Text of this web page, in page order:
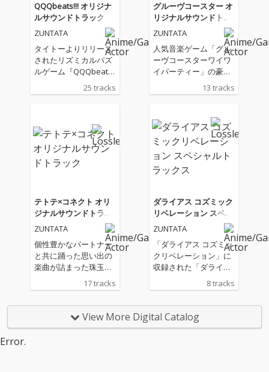
QQQbeats!!! オリジナ
ルサウンドトラック
ZUNTATA
タイトーよりリリース
されたリズミカルパズ
ルゲーム『QQQbeat
s!!!』のサウンドトラッ
ク。タイトーサウンド
のほか、REDALiCE、S
nail's Houseによる書
き下ろしオリジナル曲
も収録。
25 tracks
グルーヴコースター オ
リジナルサウンドトラ
ック 2025
ZUNTATA
人気音楽ゲーム「グル
ーヴコースターワイワ
イパーティー」の豪華
サウンドトラックがリ
リース！owl＊tree、
た人気コンポーザーに
よる人気楽曲や、高難
易度楽曲として話題を
呼んだ“vs MASAKI”シ
リーズを含む全13曲を
完全収録し、バラエテ
が揃っています。個性
溢れる楽曲が集結し、
聴き応えのあるアルバ
ムとなっており、グル
ーヴコースターユーザ
ーに限らず、音楽ゲー
ムファンやクラブミュ
める内容です。ゲーム
ーティスト陣の魅力と
13 tracks
テトテ×コネクト オリ
ジナルサウンドトラッ
ク
ZUNTATA
個性豊かなパートナー
と共に踊った思い出の
楽曲が詰まった珠玉の
アルバム。ゲーム未収
録の楽曲や、聴き応え
17 tracks
ダライアス コズミック
リベレーション スペシ
ャルトラックス
ZUNTATA
「ダライアス コズミッ
クリベレーション」に
収録された「ダライア
「Gダライアス」の追
シャルミニアルバム。
ZUNTATAのMASAKI、
8 tracks
View More Digital Catalog
Error.